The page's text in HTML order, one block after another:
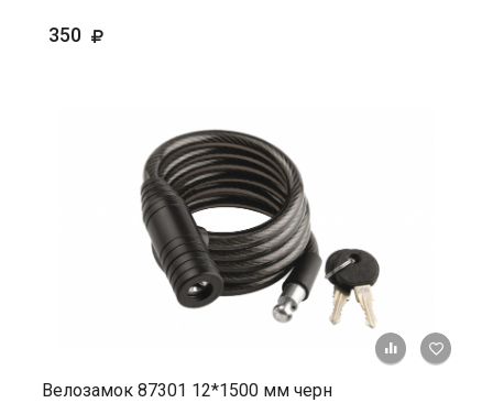
350
+ К
Велозамок 87301 12*1500 мм черн